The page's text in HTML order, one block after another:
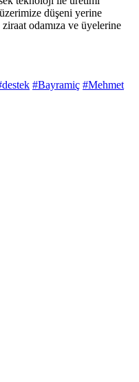
düşeni yerine
odamıza ve üyelerine
#Bayramiç #Mehmet